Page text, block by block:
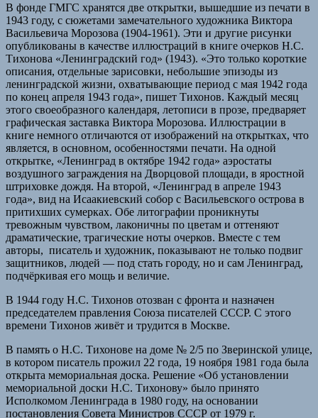
В фонде ГМГС хранятся две открытки, вышедшие из печати в
1943 году, с сюжетами замечательного художника Виктора
Васильевича Морозова (1904-1961). Эти и другие рисунки
опубликованы в качестве иллюстраций в книге очерков Н.С.
Тихонова «Ленинградский год» (1943). «Это только короткие
описания, отдельные зарисовки, небольшие эпизоды из
ленинградской жизни, охватывающие период с мая 1942 года
по конец апреля 1943 года», пишет Тихонов. Каждый месяц
этого своеобразного календаря, летописи в прозе, предваряет
графическая заставка Виктора Морозова. Иллюстрации в
книге немного отличаются от изображений на открытках, что
является, в основном, особенностями печати. На одной
открытке, «Ленинград в октябре 1942 года» аэростаты
воздушного заграждения на Дворцовой площади, в яростной
штриховке дождя. На второй, «Ленинград в апреле 1943
года», вид на Исаакиевский собор с Васильевского острова в
притихших сумерках. Обе литографии проникнуты
тревожным чувством, лаконичны по цветам и оттеняют
драматические, трагические ноты очерков. Вместе с тем
авторы, писатель и художник, показывают не только подвиг
защитников, людей — под стать городу, но и сам Ленинград,
подчёркивая его мощь и величие.
В 1944 году Н.С. Тихонов отозван с фронта и назначен
председателем правления Союза писателей СССР. С этого
времени Тихонов живёт и трудится в Москве.
В память о Н.С. Тихонове на доме № 2/5 по Зверинской улице,
в котором писатель прожил 22 года, 19 ноября 1981 года была
открыта мемориальная доска. Решение «Об установлении
мемориальной доски Н.С. Тихонову» было принято
Исполкомом Ленинграда в 1980 году, на основании
постановления Совета Министров СССР от 1979 г.